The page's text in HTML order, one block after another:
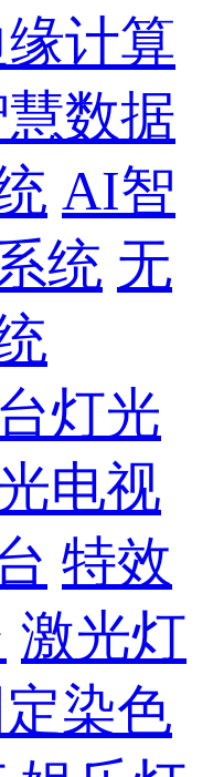
计算
数据
AI智
统 无
灯光
电视
特效
激光灯
染色